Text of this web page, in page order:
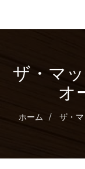
ザ・マ
オ
ホーム ザ・